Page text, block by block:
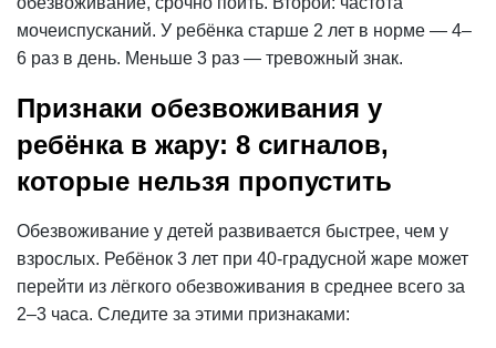
мочеиспусканий. У ребёнка старше 2 лет в норме — 4–
6 раз в день. Меньше 3 раз — тревожный знак.
Признаки обезвоживания у
ребёнка в жару: 8 сигналов,
которые нельзя пропустить
Обезвоживание у детей развивается быстрее, чем у
взрослых. Ребёнок 3 лет при 40-градусной жаре может
перейти из лёгкого обезвоживания в среднее всего за
2–3 часа. Следите за этими признаками: